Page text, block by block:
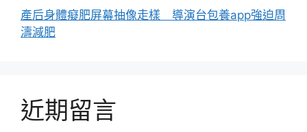
產后身體癡肥屏幕抽像走樣 導演台包養app強迫周
濤減肥
近期留言